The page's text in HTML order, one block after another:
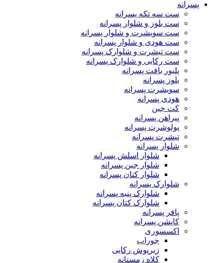
پسرانه
ست سه تکه پسرانه
ست بلوز و شلوار پسرانه
ست سویشرت و شلوار پسرانه
ست هودی و شلوار پسرانه
ست تیشرت و شلوارک پسرانه
ست رکابی و شلوارک پسرانه
پلیور بافت پسرانه
بلوز پسرانه
سویشرت پسرانه
هودی پسرانه
کت جین
پیراهن پسرانه
پولوشرت پسرانه
تیشرت پسرانه
شلوار پسرانه
شلوار اسلش پسرانه
شلوار جین پسرانه
شلوار کتان پسرانه
شلوارک پسرانه
شلوارک پنبه پسرانه
شلوارک کتان پسرانه
پافر پسرانه
کاپشن پسرانه
اکسسوری
جوراب
زیرپوش رکابی
کلاه زمستانه